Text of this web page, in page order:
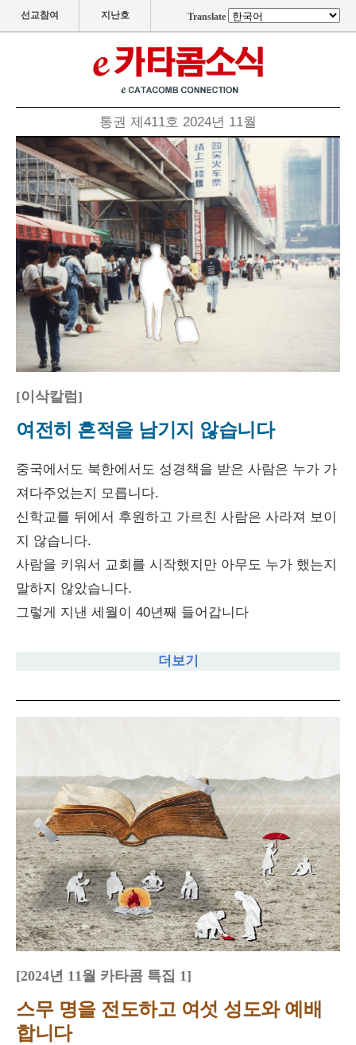
선교참여 지난호 Translate
통권 제411호 2024년 11월
[이삭칼럼]
여전히 흔적을 남기지 않습니다
중국에서도 북한에서도 성경책을 받은 사람은 누가 가
져다주었는지 모릅니다.
신학교를 뒤에서 후원하고 가르친 사람은 사라져 보이
지 않습니다.
사람을 키워서 교회를 시작했지만 아무도 누가 했는지
말하지 않았습니다.
그렇게 지낸 세월이 40년째 들어갑니다
더보기
[2024년 11월 카타콤 특집 1]
스무 명을 전도하고 여섯 성도와 예배
합니다